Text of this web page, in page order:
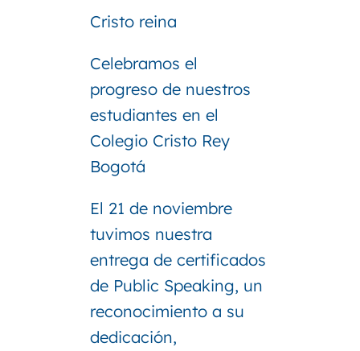
Cristo reina
Celebramos el
progreso de nuestros
estudiantes en el
Colegio Cristo Rey
Bogotá
El 21 de noviembre
tuvimos nuestra
entrega de certificados
de Public Speaking, un
reconocimiento a su
dedicación,